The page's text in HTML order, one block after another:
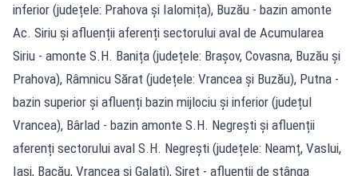
inferior (județele: Prahova și Ialomița), Buzău - bazin amonte
Ac. Siriu și afluenții aferenți sectorului aval de Acumularea
Siriu - amonte S.H. Banița (județele: Brașov, Covasna, Buzău și
Prahova), Râmnicu Sărat (județele: Vrancea și Buzău), Putna -
bazin superior și afluenți bazin mijlociu și inferior (județul
Vrancea), Bârlad - bazin amonte S.H. Negrești și afluenții
aferenți sectorului aval S.H. Negrești (județele: Neamț, Vaslui,
Iași, Bacău, Vrancea și Galați), Siret - afluenții de stânga